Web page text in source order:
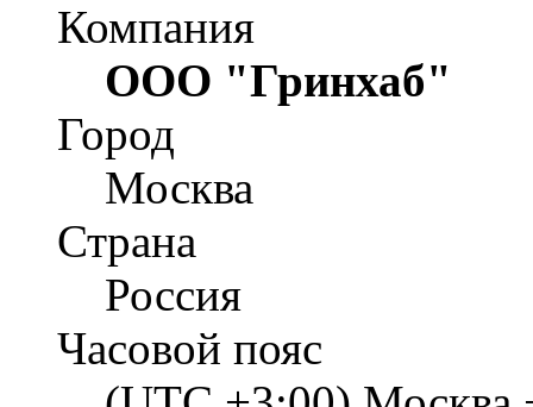
Компания
ООО "Гринхаб"
Город
Москва
Страна
Россия
Часовой пояс